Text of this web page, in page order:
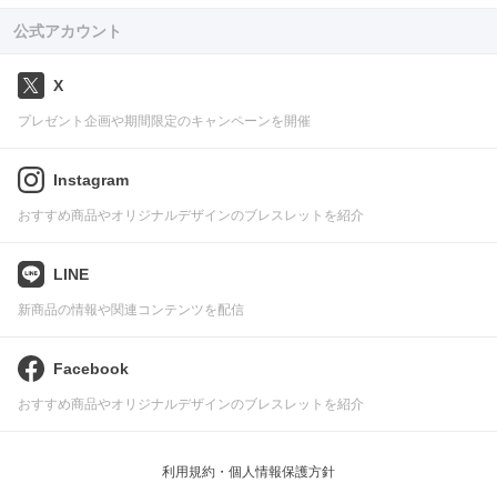
公式アカウント
X
プレゼント企画や期間限定のキャンペーンを開催
Instagram
おすすめ商品やオリジナルデザインのブレスレットを紹介
LINE
新商品の情報や関連コンテンツを配信
Facebook
おすすめ商品やオリジナルデザインのブレスレットを紹介
利用規約・個人情報保護方針